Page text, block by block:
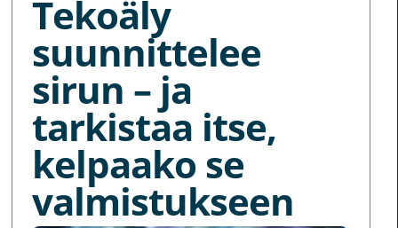
Tekoäly
suunnittelee
sirun – ja
tarkistaa itse,
kelpaako se
valmistukseen